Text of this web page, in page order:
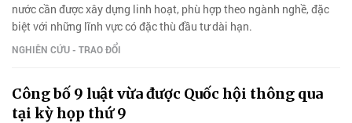
nước cần được xây dựng linh hoạt, phù hợp theo ngành nghề, đặc
biệt với những lĩnh vực có đặc thù đầu tư dài hạn.
NGHIÊN CỨU - TRAO ĐỔI
Công bố 9 luật vừa được Quốc hội thông qua
tại kỳ họp thứ 9